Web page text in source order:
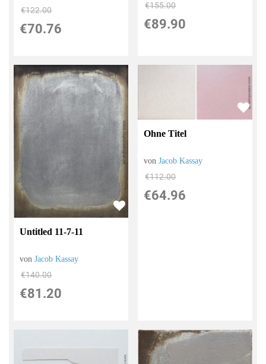
€122.00
€70.76
€155.00
€89.90
Untitled 11-7-11
vonJacob Kassay
€140.00
€81.20
Ohne Titel
vonJacob Kassay
€112.00
€64.96